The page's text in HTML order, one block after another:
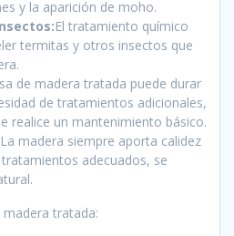
y la aparición de moho.
El tratamiento químico
termitas y otros insectos que
de madera tratada puede durar
de tratamientos adicionales,
realice un mantenimiento básico.
La madera siempre aporta calidez
adecuados, se
madera tratada: